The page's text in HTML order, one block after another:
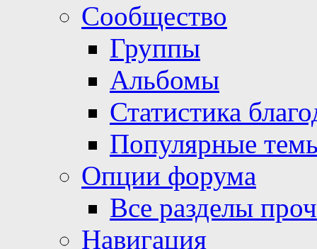
Сообщество
Группы
Альбомы
Статистика
Популярные
Опции форума
Все разделы
Навигация